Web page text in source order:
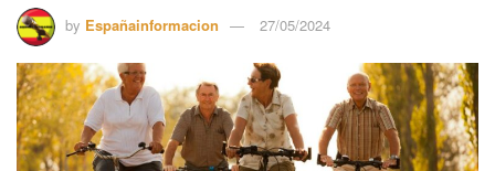
by Españainformacion 27/05/2024